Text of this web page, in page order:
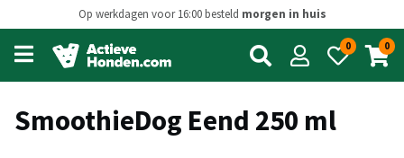
Op werkdagen voor 16:00 besteld morgen in huis
Open
main
menu
0 0
SmoothieDog Eend 250 ml